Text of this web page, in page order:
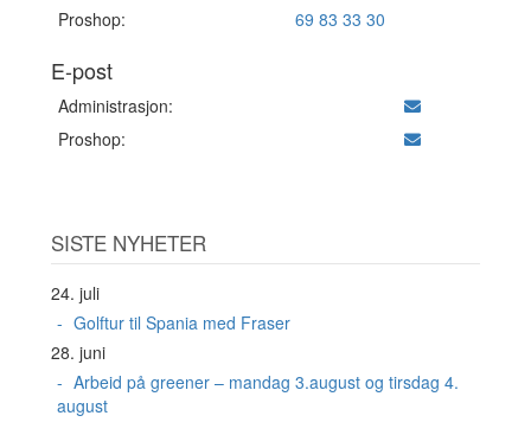
Proshop:
69 83 33 30
E-post
Administrasjon:
Proshop:
SISTE NYHETER
24. juli
Golftur til Spania med Fraser
28. juni
Arbeid på greener – mandag 3.august og tirsdag 4.
august